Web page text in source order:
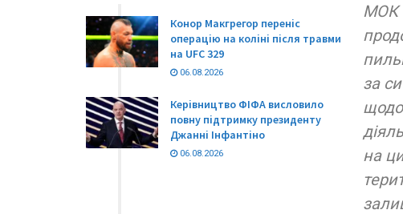
Конор Макгрегор переніс
операцію на коліні після травми
на UFC 329
06.08.2026
Керівництво ФІФА висловило
повну підтримку президенту
Джанні Інфантіно
06.08.2026
МОК
за
щодо
на